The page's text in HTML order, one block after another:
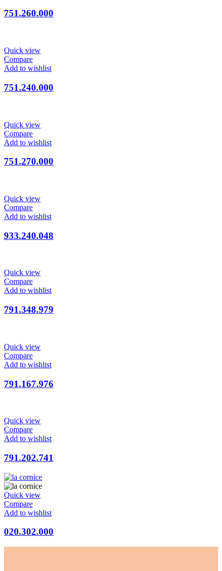
751.260.000
Quick view
Compare
Add to wishlist
751.240.000
Quick view
Compare
Add to wishlist
751.270.000
Quick view
Compare
Add to wishlist
933.240.048
Quick view
Compare
Add to wishlist
791.348.979
Quick view
Compare
Add to wishlist
791.167.976
Quick view
Compare
Add to wishlist
791.202.741
Quick view
Compare
Add to wishlist
020.302.000